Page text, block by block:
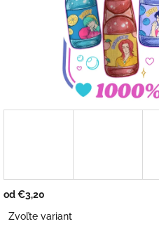
od€3,20
cena:
Zvoľte variant